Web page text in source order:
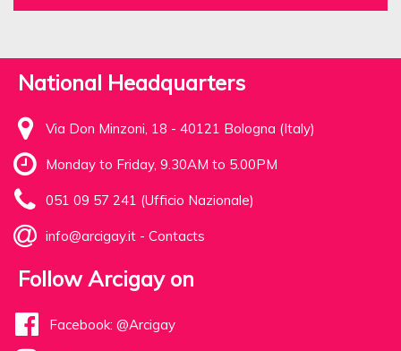
National Headquarters
Via Don Minzoni, 18 - 40121 Bologna (Italy)
Monday to Friday, 9.30AM to 5.00PM
051 09 57 241 (Ufficio Nazionale)
info@arcigay.it - Contacts
Follow Arcigay on
Facebook: @Arcigay